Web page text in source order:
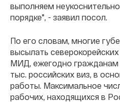
выполняем
порядке", - заявил посол.
По его словам, многие
высылать
МИД, ежегодно гражданам
тыс. российских виз, в
работы. Максимальное
рабочих, находящихся в